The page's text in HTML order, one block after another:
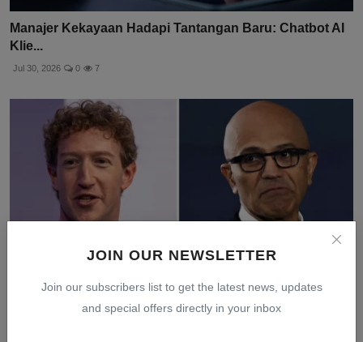
JOIN OUR NEWSLETTER
Join our subscribers list to get the latest news, updates
and special offers directly in your inbox
Manajer Kekayaan Hadapi Tantangan Baru: Chatbot AI
Klie...
Jul 30, 2026 0 7